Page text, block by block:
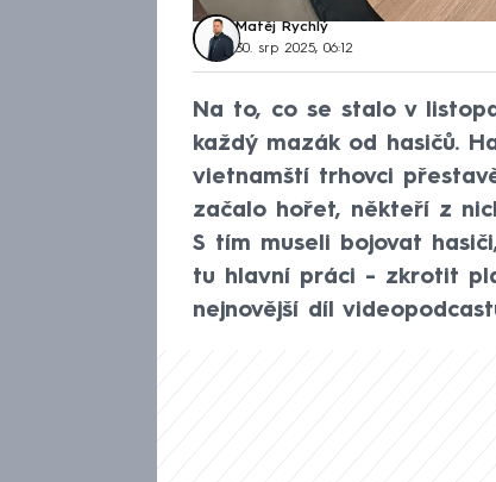
Matěj Rychlý
30. srp 2025, 06:12
Na to, co se stalo v
každý mazák od hasičů.
vietnamští trhovci
začalo hořet, někteří z
S tím museli bojovat
tu hlavní práci - zkrotit
nejnovější díl